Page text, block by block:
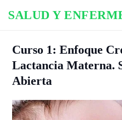
SALUD Y
Curso 1: Enfoque
Lactancia Materna.
Abierta